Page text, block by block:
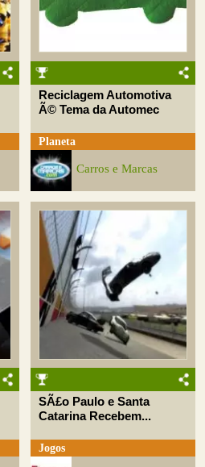
Reciclagem Automotiva
Ã© Tema da Automec
Planeta
Carros e Marcas
SÃ£o Paulo e Santa
Catarina Recebem...
Jogos